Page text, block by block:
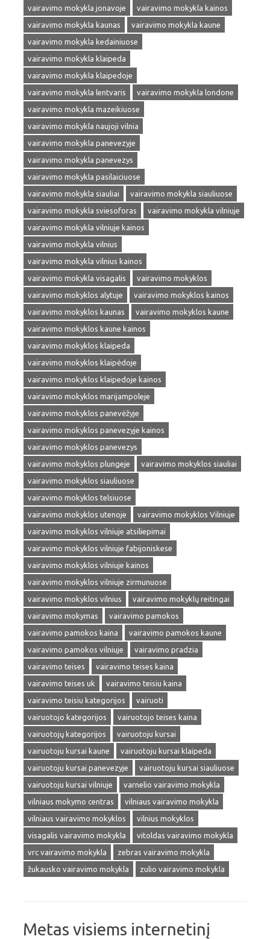
vairavimo mokykla jonavoje
vairavimo mokykla kainos
vairavimo mokykla kaunas
vairavimo mokykla kaune
vairavimo mokykla kedainiuose
vairavimo mokykla klaipeda
vairavimo mokykla klaipedoje
vairavimo mokykla lentvaris
vairavimo mokykla londone
vairavimo mokykla mazeikiuose
vairavimo mokykla naujoji vilnia
vairavimo mokykla panevezyje
vairavimo mokykla panevezys
vairavimo mokykla pasilaiciuose
vairavimo mokykla siauliai
vairavimo mokykla siauliuose
vairavimo mokykla sviesoforas
vairavimo mokykla vilniuje
vairavimo mokykla vilniuje kainos
vairavimo mokykla vilnius
vairavimo mokykla vilnius kainos
vairavimo mokykla visagalis
vairavimo mokyklos
vairavimo mokyklos alytuje
vairavimo mokyklos kainos
vairavimo mokyklos kaunas
vairavimo mokyklos kaune
vairavimo mokyklos kaune kainos
vairavimo mokyklos klaipeda
vairavimo mokyklos klaipėdoje
vairavimo mokyklos klaipedoje kainos
vairavimo mokyklos marijampoleje
vairavimo mokyklos panevėžyje
vairavimo mokyklos panevezyje kainos
vairavimo mokyklos panevezys
vairavimo mokyklos plungeje
vairavimo mokyklos siauliai
vairavimo mokyklos siauliuose
vairavimo mokyklos telsiuose
vairavimo mokyklos utenoje
vairavimo mokyklos Vilniuje
vairavimo mokyklos vilniuje atsiliepimai
vairavimo mokyklos vilniuje fabijoniskese
vairavimo mokyklos vilniuje kainos
vairavimo mokyklos vilniuje zirmunuose
vairavimo mokyklos vilnius
vairavimo mokyklų reitingai
vairavimo mokymas
vairavimo pamokos
vairavimo pamokos kaina
vairavimo pamokos kaune
vairavimo pamokos vilniuje
vairavimo pradzia
vairavimo teises
vairavimo teises kaina
vairavimo teises uk
vairavimo teisiu kaina
vairavimo teisiu kategorijos
vairuoti
vairuotojo kategorijos
vairuotojo teises kaina
vairuotojų kategorijos
vairuotoju kursai
vairuotoju kursai kaune
vairuotoju kursai klaipeda
vairuotoju kursai panevezyje
vairuotoju kursai siauliuose
vairuotoju kursai vilniuje
varnelio vairavimo mokykla
vilniaus mokymo centras
vilniaus vairavimo mokykla
vilniaus vairavimo mokyklos
vilnius mokyklos
visagalis vairavimo mokykla
vitoldas vairavimo mokykla
vrc vairavimo mokykla
zebras vairavimo mokykla
žukausko vairavimo mokykla
zulio vairavimo mokykla
Metas visiems internetinį